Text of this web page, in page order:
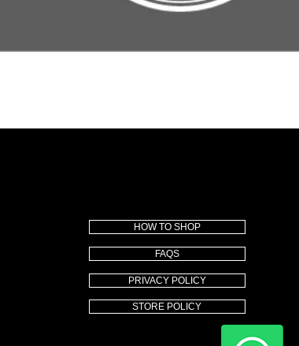
HOW TO SHOP
FAQS
PRIVACY POLICY
STORE POLICY